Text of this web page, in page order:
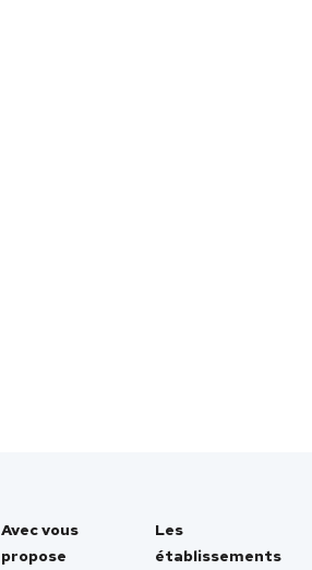
Avec vous
propose
Les
établissements